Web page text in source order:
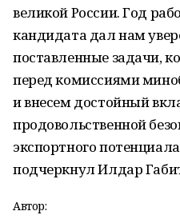
великой России. Год
кандидата дал нам
поставленные задачи,
перед комиссиями
и внесем достойный
продовольственной
экспортного
подчеркнул Илдар
Автор: